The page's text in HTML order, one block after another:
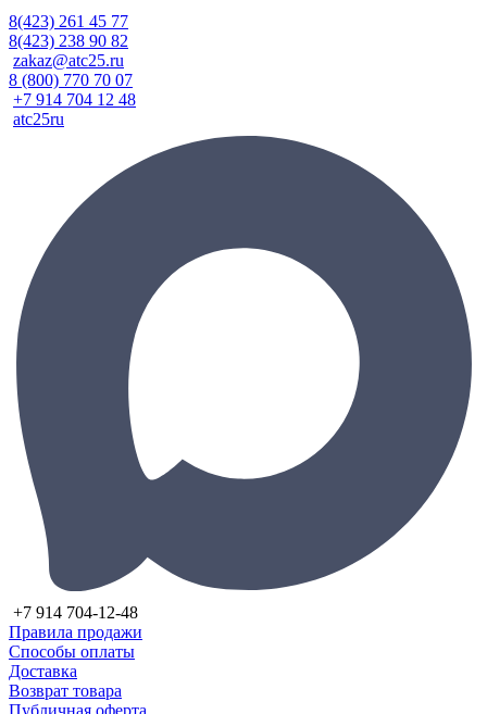
8(423) 261 45 77
8(423) 238 90 82
zakaz@atc25.ru
8 (800) 770 70 07
+7 914 704 12 48
atc25ru
+7 914 704-12-48
Правила продажи
Способы оплаты
Доставка
Возврат товара
Публичная оферта